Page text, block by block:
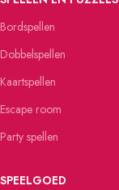
Bordspellen
Dobbelspellen
Kaartspellen
Escape room
Party spellen
SPEELGOED